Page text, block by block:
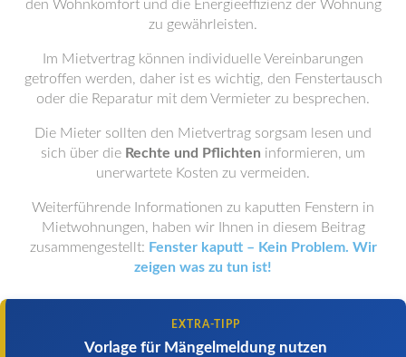
den Wohnkomfort und die Energieeffizienz der Wohnung
zu gewährleisten.
Im Mietvertrag können individuelle Vereinbarungen
getroffen werden, daher ist es wichtig, den Fenstertausch
oder die Reparatur mit dem Vermieter zu besprechen.
Die Mieter sollten den Mietvertrag sorgsam lesen und
sich über die Rechte und Pflichten informieren, um
unerwartete Kosten zu vermeiden.
Weiterführende Informationen zu kaputten Fenstern in
Mietwohnungen, haben wir Ihnen in diesem Beitrag
zusammengestellt: Fenster kaputt – Kein Problem. Wir
zeigen was zu tun ist!
EXTRA-TIPP
Vorlage für Mängelmeldung nutzen